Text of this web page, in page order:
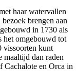
haar watervallen
brengen aan
in 1730 als
het omgebouwd tot
vissoorten kunt
maaltijd dan raden
Cachalote en Orca in